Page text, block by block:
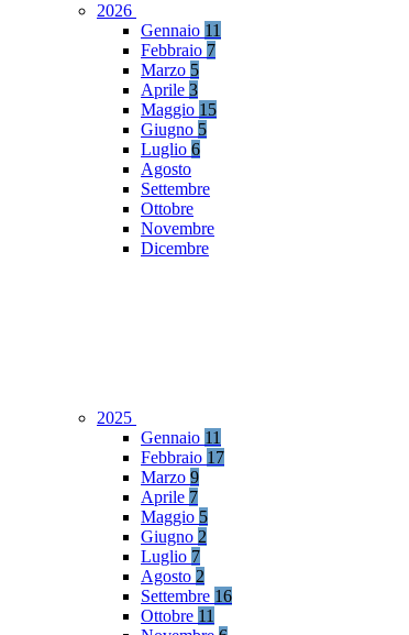
2026
Gennaio 11
Febbraio 7
Marzo 5
Aprile 3
Maggio 15
Giugno 5
Luglio 6
Agosto
Settembre
Ottobre
Novembre
Dicembre
2025
Gennaio 11
Febbraio 17
Marzo 9
Aprile 7
Maggio 5
Giugno 2
Luglio 7
Agosto 2
Settembre 16
Ottobre 11